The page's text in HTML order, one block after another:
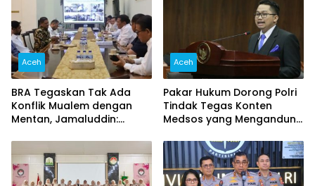
Aceh
BRA Tegaskan Tak Ada
Konflik Mualem dengan
Mentan, Jamaluddin:
Pertemuan
Aceh
Pakar Hukum Dorong Polri
Tindak Tegas Konten
Medsos yang Mengandung